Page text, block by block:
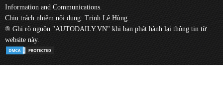
Information and Communications.
Chịu trách nhiệm nội dung: Trịnh Lê Hùng.
® Ghi rõ nguồn "AUTODAILY.VN" khi bạn phát hành lại thông tin từ
website này.